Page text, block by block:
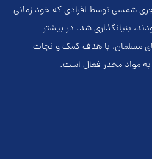
مطابق با ۱۳۳۲ هجري‌ شمسي توسط افرادي که خود زماني
بنيانگذاري شد. در بيشتر
مسلمان، با هدف کمک و نجات
به مواد مخدر فعال است.